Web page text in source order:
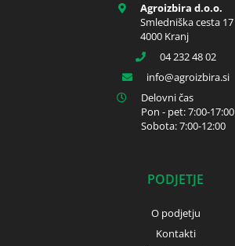
Agroizbira d.o.o.
Smledniška cesta 17
4000 Kranj
04 232 48 02
info
agroizbira.si
Delovni čas
Pon - pet: 7:00-17:00
Sobota: 7:00-12:00
PODJETJE
O podjetju
Kontakti